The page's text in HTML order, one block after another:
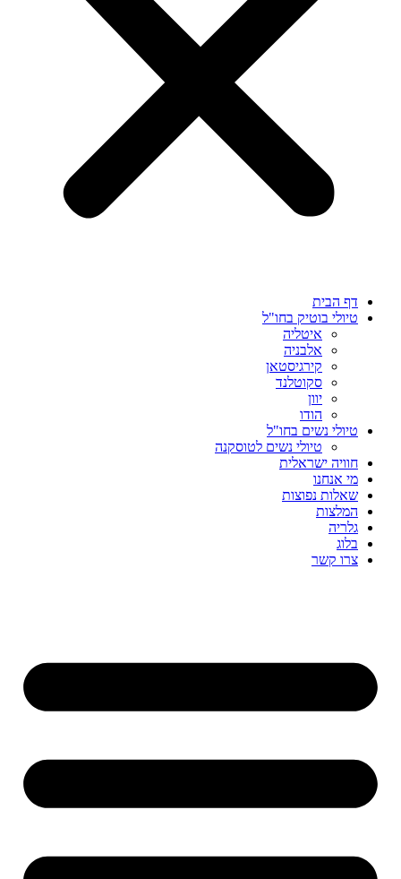
דף הבית
טיולי בוטיק בחו"ל
איטליה
אלבניה
קירגיסטאן
סקוטלנד
יוון
הודו
טיולי נשים בחו"ל
טיולי נשים לטוסקנה
חוויה ישראלית
מי אנחנו
שאלות נפוצות
המלצות
גלריה
בלוג
צרו קשר